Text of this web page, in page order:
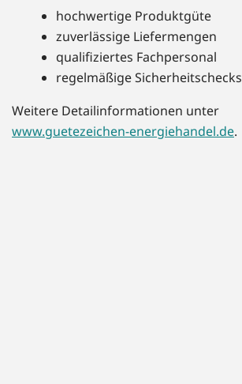
hochwertige Produktgüte
zuverlässige Liefermengen
qualifiziertes Fachpersonal
regelmäßige Sicherheitschecks
Weitere Detailinformationen unter
www.guetezeichen-energiehandel.de.